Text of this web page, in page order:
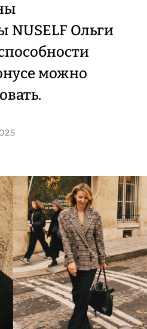
NUSELF Ольги
можно